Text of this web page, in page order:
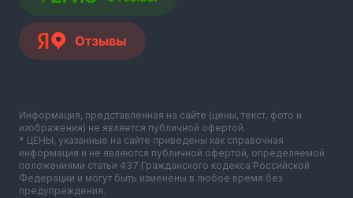
Информация, представленная на сайте (цены, текст, фото и
изображения) не является публичной офертой.
* ЦЕНЫ, указанные на сайте приведены как справочная
информация и не являются публичной офертой, определяемой
положениями статьи 437 Гражданского кодекса Российской
Федерации и могут быть изменены в любое время без
предупреждения.